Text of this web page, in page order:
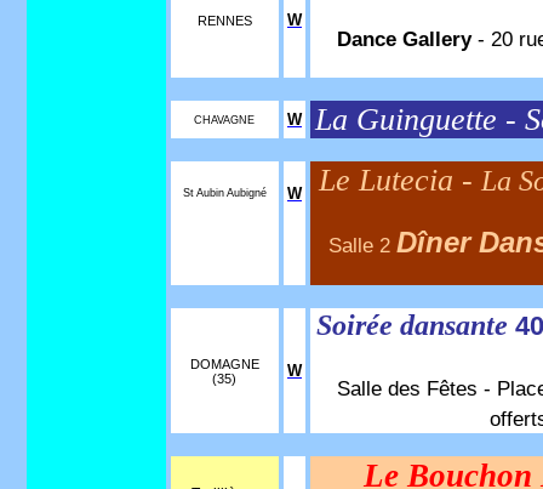
RENNES W
Dance Gallery- 20
CHAVAGNE W La Guinguette -
St Aubin Aubigné W Le Lutecia - La
Salle 2 Dîner
DOMAGNE
(35)
W
Soirée dansante
Salle des Fêtes -
Le Bouchon